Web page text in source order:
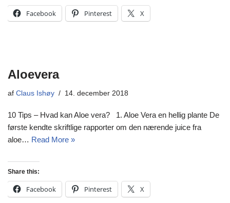
Facebook Pinterest X
Aloevera
af Claus Ishøy 14. december 2018
10 Tips – Hvad kan Aloe vera? 1. Aloe Vera en hellig plante De
første kendte skriftlige rapporter om den nærende juice fra
aloe… Read More »
Share this:
Facebook Pinterest X